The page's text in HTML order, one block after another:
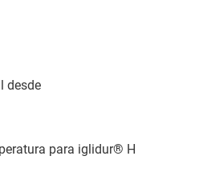
desde
para iglidur® H